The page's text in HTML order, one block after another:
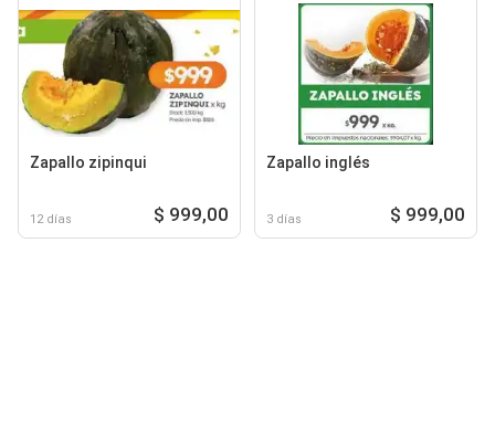
Zapallo zipinqui
12 días $ 999,00
Zapallo inglés
3 días $ 999,00